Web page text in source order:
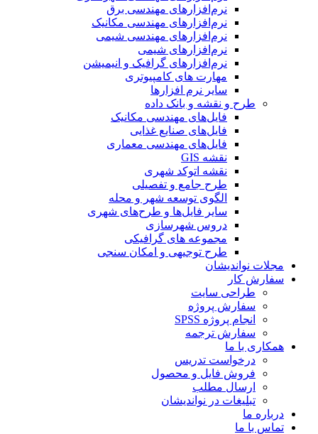
نرم‌افزارهای مهندسی برق
نرم‌افزارهای مهندسی مکانیک
نرم‌افزارهای مهندسی شیمی
نرم‌افزارهای شیمی
نرم‌افزارهای گرافیک و انیمیشن
مهارت های کامپیوتری
سایر نرم افزارها
طرح و نقشه و بانک داده
فایل‌های مهندسی مکانیک
فایل‌های صنایع غذایی
فایل‌های مهندسی معماری
نقشه GIS
نقشه اتوکد شهری
طرح جامع و تفصیلی
الگوی توسعه شهر و محله
سایر فایل‌ها و طرح‌های شهری
دروس شهرسازی
مجموعه های گرافیکی
طرح توجیهی و امکان سنجی
مجلات نواندیشان
سفارش کار
طراحی سایت
سفارش پروژه
انجام پروژه SPSS
سفارش ترجمه
همکاری با ما
درخواست تدریس
فروش فایل و محصول
ارسال مطلب
تبلیغات در نواندیشان
درباره ما
تماس با ما